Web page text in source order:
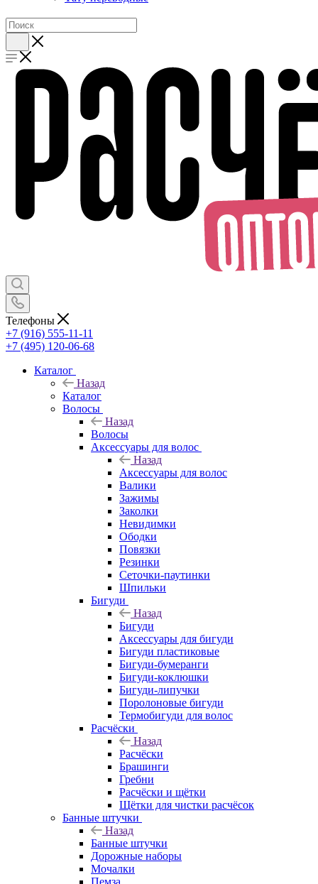
Телефоны
+7 (916) 555-11-11
+7 (495) 120-06-68
Каталог
Назад
Каталог
Волосы
Назад
Волосы
Аксессуары для волос
Назад
Аксессуары для волос
Валики
Зажимы
Заколки
Невидимки
Ободки
Повязки
Резинки
Сеточки-паутинки
Шпильки
Бигуди
Назад
Бигуди
Аксессуары для бигуди
Бигуди пластиковые
Бигуди-бумеранги
Бигуди-коклюшки
Бигуди-липучки
Поролоновые бигуди
Термобигуди для волос
Расчёски
Назад
Расчёски
Брашинги
Гребни
Расчёски и щётки
Щётки для чистки расчёсок
Банные штучки
Назад
Банные штучки
Дорожные наборы
Мочалки
Пемза